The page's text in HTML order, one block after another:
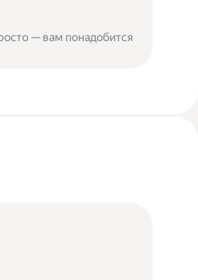
— вам понадобится